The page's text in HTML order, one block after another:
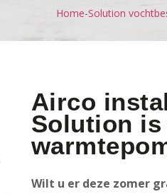
Home-Solution
Airco
Solution
Wilt u er deze zomer